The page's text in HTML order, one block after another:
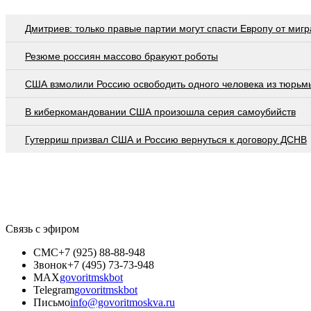
Дмитриев: только правые партии могут спасти Европу от
Резюме россиян массово бракуют роботы
США взмолили Россию освободить одного человека из
В киберкомандовании США произошла серия самоубийств
Гутерриш призвал США и Россию вернуться к договору ДСНВ
Связь с эфиром
СМС+7 (925) 88-88-948
Звонок+7 (495) 73-73-948
MAXgovoritmskbot
Telegramgovoritmskbot
Письмоinfo@govoritmoskva.ru